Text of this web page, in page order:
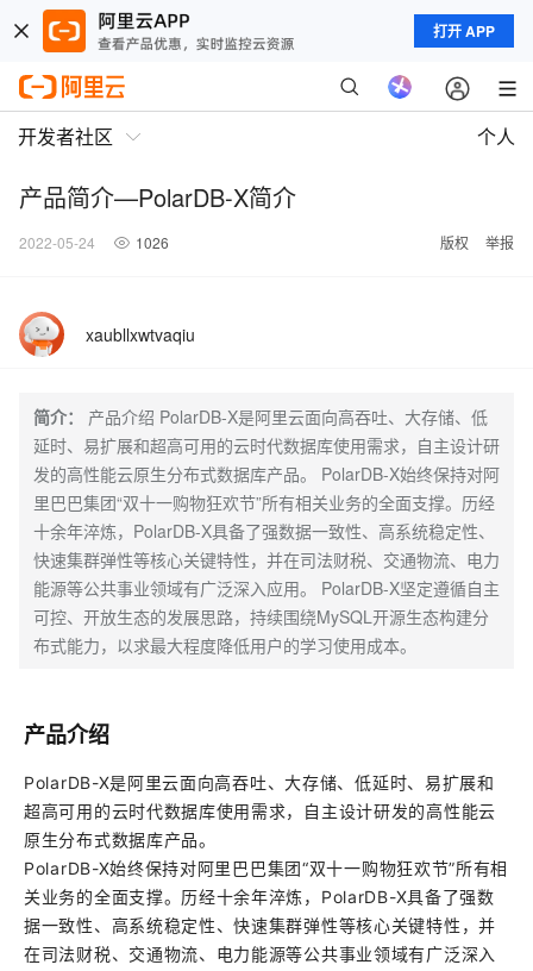
打开 APP
开发者社区 个人
产品简介—PolarDB-X简介
2022-05-24 1026 版权 举报
xaubllxwtvaqiu
简介：
产品介绍 PolarDB-X是阿里云面向高吞吐、大存储、低
延时、易扩展和超高可用的云时代数据库使用需求，自主设计研
发的高性能云原生分布式数据库产品。 PolarDB-X始终保持对阿
里巴巴集团“双十一购物狂欢节”所有相关业务的全面支撑。历经
十余年淬炼，PolarDB-X具备了强数据一致性、高系统稳定性、
快速集群弹性等核心关键特性，并在司法财税、交通物流、电力
能源等公共事业领域有广泛深入应用。 PolarDB-X坚定遵循自主
可控、开放生态的发展思路，持续围绕MySQL开源生态构建分
布式能力，以求最大程度降低用户的学习使用成本。
产品介绍
PolarDB-X是阿里云面向高吞吐、大存储、低延时、易扩展和
超高可用的云时代数据库使用需求，自主设计研发的高性能云
原生分布式数据库产品。
PolarDB-X始终保持对阿里巴巴集团“双十一购物狂欢节”所有相
关业务的全面支撑。历经十余年淬炼，PolarDB-X具备了强数
据一致性、高系统稳定性、快速集群弹性等核心关键特性，并
在司法财税、交通物流、电力能源等公共事业领域有广泛深入